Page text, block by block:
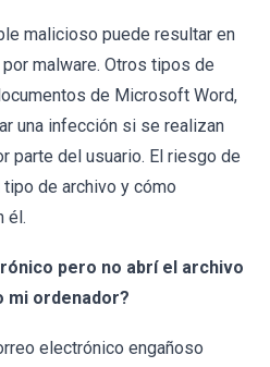
malicioso puede resultar en
malware. Otros tipos de
de Microsoft Word,
una infección si se realizan
parte del usuario. El riesgo de
de archivo y cómo
él.
pero no abrí el archivo
mi ordenador?
electrónico engañoso